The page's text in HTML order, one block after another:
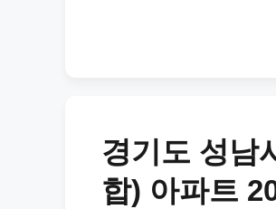
경기도 성남
합) 아파트